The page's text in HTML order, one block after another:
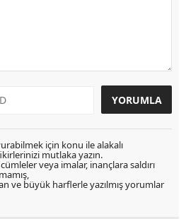
için konu ile alakalı
mutlaka yazın.
veya imalar, inançlara saldırı
ve büyük harflerle yazılmış yorumlar